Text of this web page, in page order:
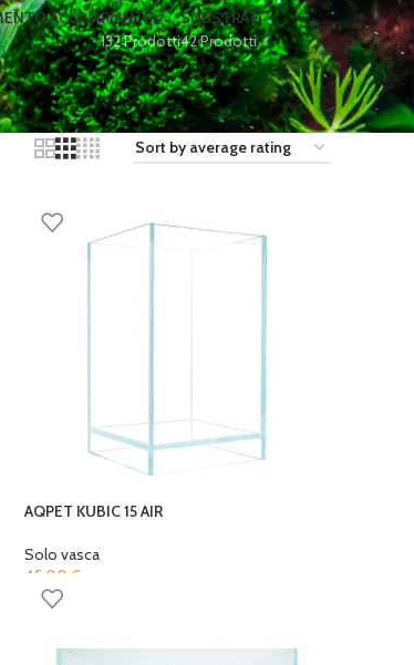
ACQUAPIANTE
132 Prodotti
SUBSTRATI
42 Prodotti
AQPET KUBIC 15 AIR
Solo vasca
45,00 €